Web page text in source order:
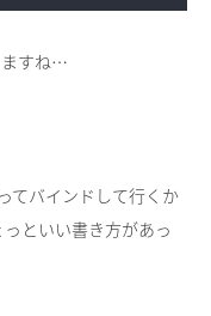
ますね…
てバインドして行くか
といい書き方があっ